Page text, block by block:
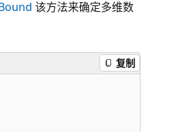
该方法来确定多维数
复制